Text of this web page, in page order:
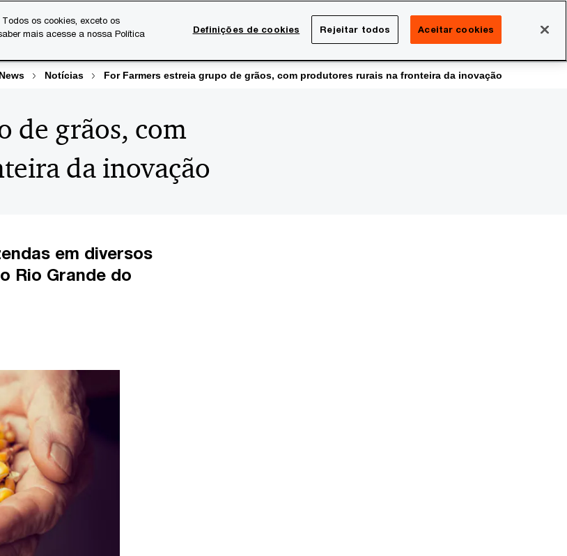
Sala de imprensa
Notícias For Farmers estreia grupo de grãos, com produtores rurais na fronteira da inovação
de grãos, com
da inovação
em diversos
Rio Grande do
os cookies, exceto os
mais acesse a nossa Política
Definições de cookies Rejeitar todos Aceitar cookies